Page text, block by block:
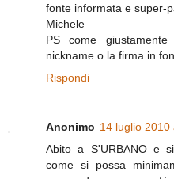
fonte informata e super-
Michele
PS come
nickname o la firma in
Rispondi
Anonimo 14 luglio 2010
Abito a S'URBANO e
come si possa